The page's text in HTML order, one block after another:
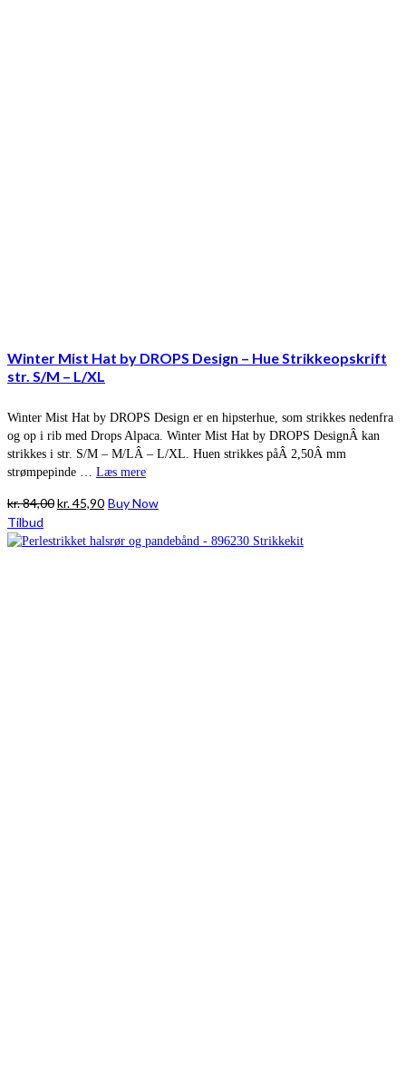
Winter Mist Hat by DROPS Design – Hue Strikkeopskrift
str. S/M – L/XL
Winter Mist Hat by DROPS Design er en hipsterhue, som strikkes nedenfra
og op i rib med Drops Alpaca. Winter Mist Hat by DROPS DesignÂ kan
strikkes i str. S/M – M/LÂ – L/XL. Huen strikkes påÂ 2,50Â mm
strømpepinde … Læs mere
kr.84,00Den
pris
kr.45,90Den
pris
Buy Now
Tilbud